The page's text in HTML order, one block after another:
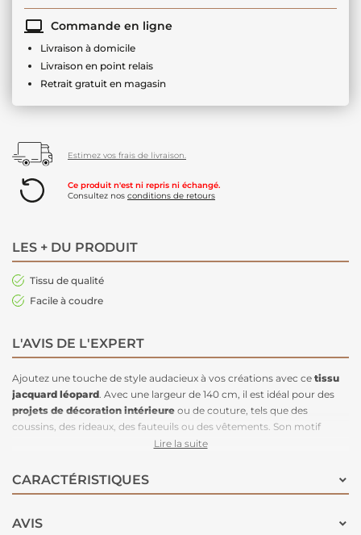
Commande en ligne
Livraison à domicile
Livraison en point relais
Retrait gratuit en magasin
Estimez vos frais de livraison.
Ce produit n'est ni repris ni échangé.
Consultez nos conditions de retours
LES + DU PRODUIT
Tissu de qualité
Facile à coudre
L'AVIS DE L'EXPERT
Ajoutez une touche de style audacieux à vos créations avec ce tissu
jacquard léopard. Avec une largeur de 140 cm, il est idéal pour des
projets de décoration intérieure ou de couture, tels que des
coussins, des rideaux, des fauteuils ou des vêtements. Son motif
léopard sophistiqué et résistant apporte une dimension unique à vos
et durable. Parfait pour ceux qui cherchent à allier élégance et
originalité dans leurs projets.
Lire la suite
CARACTÉRISTIQUES
AVIS